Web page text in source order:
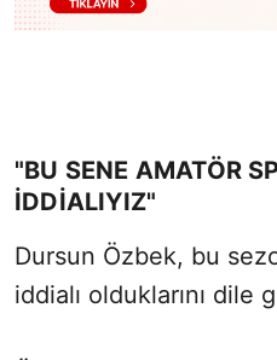
"BU SENE AMATÖR
IDDIALIYIZ"
Dursun Özbek, bu
iddialı olduklarını dile